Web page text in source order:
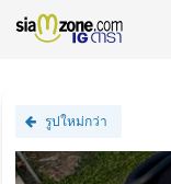
รูปใหม่กว่า